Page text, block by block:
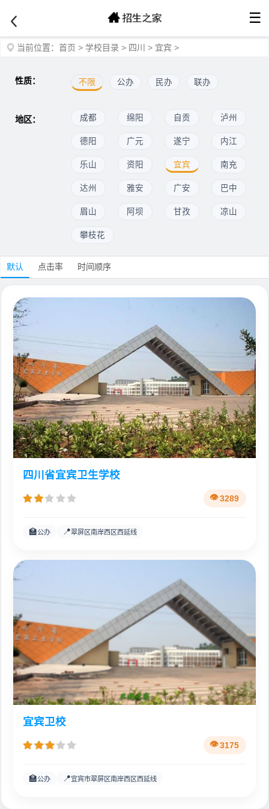
☰
当前位置： 首页 > 学校目录 > 四川 > 宜宾 >
性质： 不限 公办 民办 联办
地区： 成都 绵阳 自贡 泸州
德阳 广元 遂宁 内江
乐山 资阳 宜宾 南充
达州 雅安 广安 巴中
眉山 阿坝 甘孜 凉山
攀枝花
默认 点击率 时间顺序
四川省宜宾卫生学校
3289
🏫公办 📍翠屏区南岸西区西延线
宜宾卫校
3175
🏫公办 📍宜宾市翠屏区南岸西区西延线